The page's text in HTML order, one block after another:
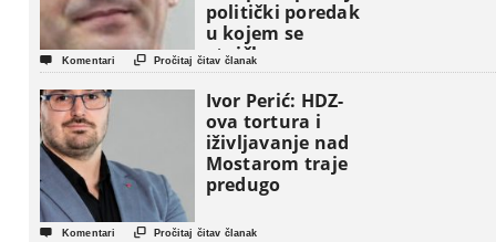
politički poredak
u kojem se
etničke grupe
pojavljuju kao
osnovne
političke jedinice
 Komentari  Pročitaj čitav članak
Ivor Perić: HDZ-
ova tortura i
iživljavanje nad
Mostarom traje
predugo
 Komentari  Pročitaj čitav članak